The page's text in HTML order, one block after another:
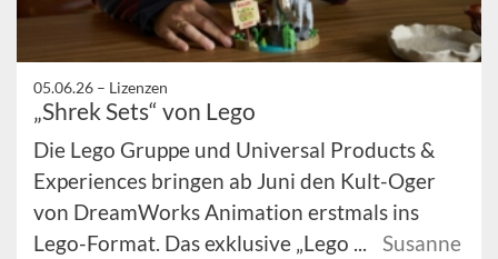
05.06.26 – Lizenzen
„Shrek Sets“ von Lego
Die Lego Gruppe und Universal Products &
Experiences bringen ab Juni den Kult-Oger
von DreamWorks Animation erstmals ins
Lego-Format. Das exklusive „Lego ...
Susanne